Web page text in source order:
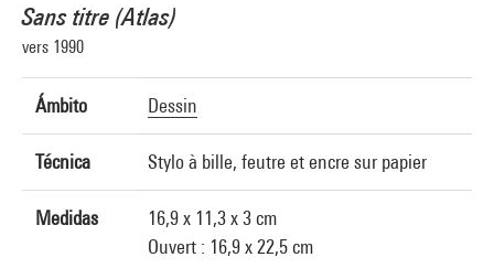
Sans titre (Atlas)
vers 1990
Ámbito Dessin
Técnica Stylo à bille, feutre et encre sur papier
Medidas
16,9 x 11,3 x 3 cm
Ouvert : 16,9 x 22,5 cm